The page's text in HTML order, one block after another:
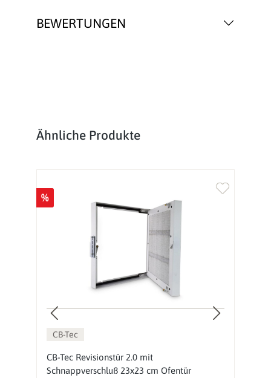
BEWERTUNGEN
Produktgalerie überspringen
Ähnliche Produkte
%
CB-Tec
CB-Tec Revisionstür 2.0 mit
Schnappverschluß 23x23 cm Ofentür